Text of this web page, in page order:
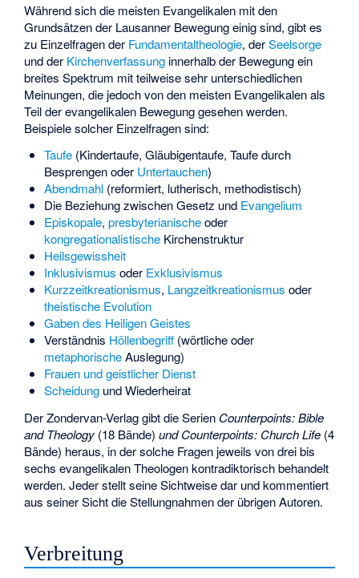
Während sich die meisten Evangelikalen mit den
Grundsätzen der Lausanner Bewegung einig sind, gibt es
zu Einzelfragen der Fundamentaltheologie, derSeelsorge
und der Kirchenverfassung innerhalb der Bewegung ein
breites Spektrum mit teilweise sehr unterschiedlichen
Meinungen, die jedoch von den meisten Evangelikalen als
Teil der evangelikalen Bewegung gesehen werden.
Beispiele solcher Einzelfragen sind:
Taufe(Kindertaufe, Gläubigentaufe, Taufe durch
Besprengen oder Untertauchen)
Abendmahl(reformiert, lutherisch, methodistisch)
Die Beziehung zwischenGesetz und Evangelium
Episkopale, presbyterianischeoder
kongregationalistischeKirchenstruktur
Heilsgewissheit
Inklusivismus oder Exklusivismus
Kurzzeitkreationismus, Langzeitkreationismus oder
theistische Evolution
Gaben des Heiligen Geistes
Verständnis Höllenbegriff(wörtliche oder
metaphorischeAuslegung)
Frauen und geistlicher Dienst
Scheidungund Wiederheirat
Der Zondervan-Verlag gibt die Serien Counterpoints: Bible
and Theology (18 Bände)und Counterpoints: Church Life (4
Bände) heraus, in der solche Fragen jeweils von drei bis
sechs evangelikalen Theologen kontradiktorisch behandelt
werden. Jeder stellt seine Sichtweise dar und kommentiert
aus seiner Sicht die Stellungnahmen der übrigen Autoren.
Verbreitung